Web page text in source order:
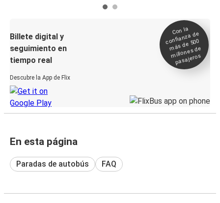
Billete digital y
seguimiento en
tiempo real
Descubre la App de Flix
Con la
confianza de
más de 500
millones de
pasajeros
En esta página
Paradas de autobús FAQ